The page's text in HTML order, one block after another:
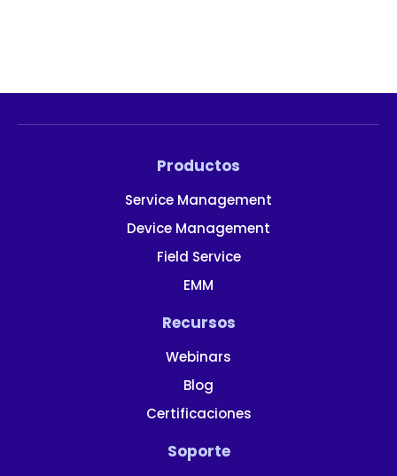
Productos
Service Management
Device Management
Field Service
EMM
Recursos
Webinars
Blog
Certificaciones
Soporte